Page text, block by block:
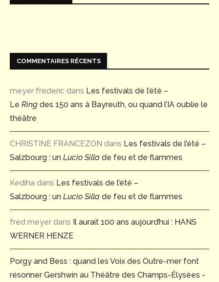
COMMENTAIRES RÉCENTS
meyer frederic dans Les festivals de l’été –
Le Ring des 150 ans à Bayreuth, ou quand l’IA oublie le
théâtre
CHRISTINE FRANCEZON dans Les festivals de l’été –
Salzbourg : un Lucio Silla de feu et de flammes
Kediha dans Les festivals de l’été –
Salzbourg : un Lucio Silla de feu et de flammes
fred meyer dans Il aurait 100 ans aujourd’hui : HANS
WERNER HENZE
Porgy and Bess : quand les Voix des Outre-mer font
résonner Gershwin au Théâtre des Champs-Élysées -